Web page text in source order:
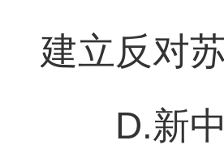
建立反对
D.新